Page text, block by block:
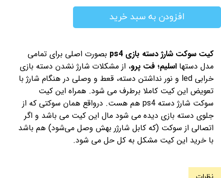
افزودن به سبد خرید
کیت سوکت شارژ دسته بازی ps4
بصورت اصلی برای تمامی
مدل دستها اسلیم؛ فت پرو، از مشکلات شارژ نشدن دسته بازی
خرابی led و نور نداشتن دسته، قعط و وصلی در هنگام شارژ با
تعویض این کیت کاملا برطرف می شود. همراه این کیت
سوکت شارژ دسته ps4 هم هست. درواقع همان سوکتی که از
جلوی دسته بازی دیده می شود مال این کیت می باشد و اگر
اتصالی از سوکت (که کابل شارژر بهش وصل می‌شود) هم باشد
با خرید این کیت مشکل به کل حل می شود.